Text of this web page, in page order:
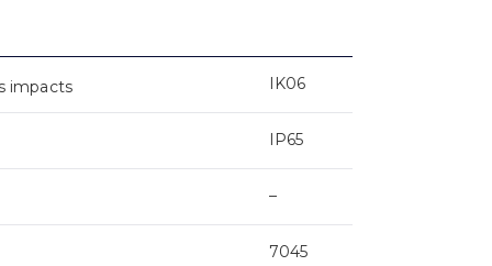
impacts IK06
IP65
–
7045